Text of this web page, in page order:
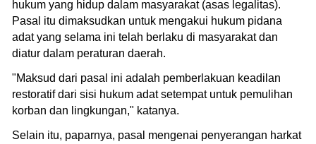
hukum yang hidup dalam masyarakat (asas legalitas).
Pasal itu dimaksudkan untuk mengakui hukum pidana
adat yang selama ini telah berlaku di masyarakat dan
diatur dalam peraturan daerah.
"Maksud dari pasal ini adalah pemberlakuan keadilan
restoratif dari sisi hukum adat setempat untuk pemulihan
korban dan lingkungan," katanya.
Selain itu, paparnya, pasal mengenai penyerangan harkat